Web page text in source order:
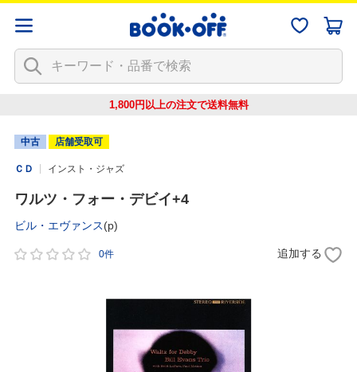
1,800円以上の注文で送料無料
中古 店舗受取可
ＣＤ インスト・ジャズ
ワルツ・フォー・デビイ+4
ビル・エヴァンス(p)
0件 追加する